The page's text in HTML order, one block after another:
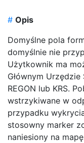
# Opis
Domyślne pola
domyślnie nie
Użytkownik ma
Głównym
REGON lub KRS.
wstrzykiwane w
przypadku
stosowny marker
naniesiony na